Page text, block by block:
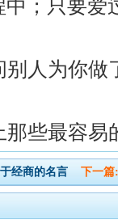
中；只要爱
别人为你
那些最容
经商的名言 下一篇: